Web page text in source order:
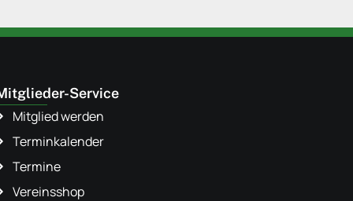
Service
Mitglied werden
Terminkalender
Termine
Vereinsshop